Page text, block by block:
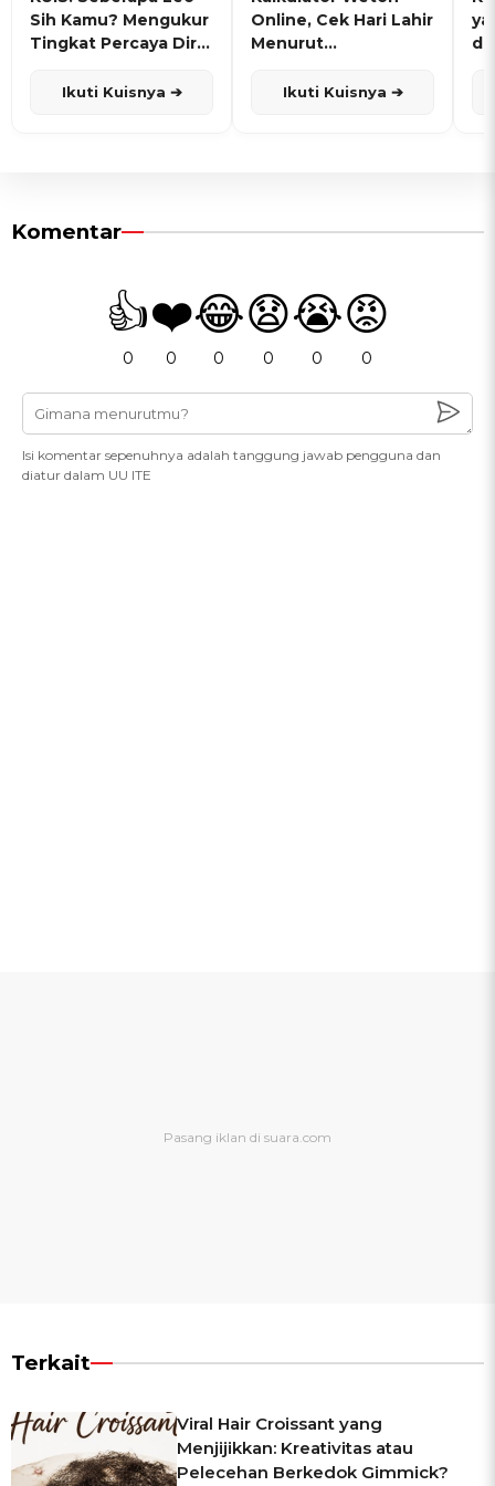
Sih Kamu? Mengukur
Tingkat Percaya Diri
Ikuti Kuisnya ➔
Online, Cek Hari Lahir
Menurut
Ikuti Kuisnya ➔
Komentar
👍
0
❤️
0
😂
0
😧
0
😭
0
😡
0
Isi komentar sepenuhnya adalah tanggung jawab pengguna dan
diatur dalam UU ITE
Terkait
Viral Hair Croissant yang
Menjijikkan: Kreativitas atau
Pelecehan Berkedok Gimmick?